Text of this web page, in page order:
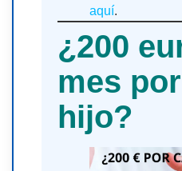
aquí.
¿200
mes
hijo?